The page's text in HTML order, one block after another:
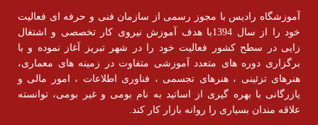
آموزشگاه رادیس با مجوز رسمی از سازمان فنی و حرفه ای فعالیت
خود را از سال 1394با هدف آموزش نیروی کار تخصصی و اشتغال
زایی در سطح کشور فعالیت خود را در شهر تبریز آغاز نموده و با
برگزاری دوره های متعدد آموزشی متفاوت در زمینه های معماری،
هنرهای تزئینی ، هنرهای تجسمی ، فناوری اطلاعات ، امور مالی و
یازرگانی با بهره گیری از اساتید به نام بومی و غیر بومی، توانسته
علاقه مندان بسیاری را روانه بازار کار کند.